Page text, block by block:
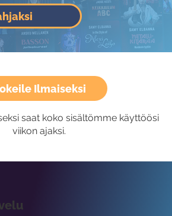
Ilmaiseksi
saat koko sisältömme käyttöösi
viikon ajaksi.